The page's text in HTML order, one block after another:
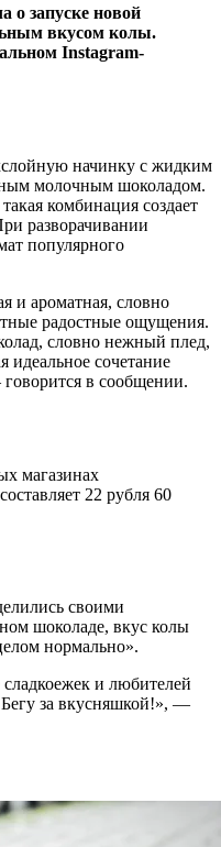
о запуске новой
вкусом колы.
Instagram-
начинку с жидким
молочным шоколадом.
комбинация создает
разворачивании
популярного
и ароматная, словно
радостные ощущения.
словно нежный плед,
идеальное сочетание
в сообщении.
магазинах
22 рубля 60
своими
шоколаде, вкус колы
нормально».
и любителей
за вкусняшкой!», —